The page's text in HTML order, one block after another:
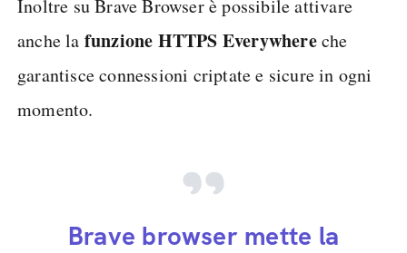
Inoltre su Brave Browser è possibile attivare
anche la funzione HTTPS Everywhereche
garantisce connessioni criptate e sicure in ogni
momento.
Brave browser mette la